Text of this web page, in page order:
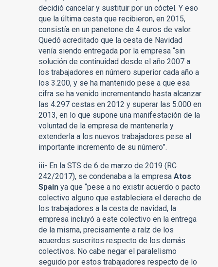
decidió cancelar y sustituir por un cóctel. Y eso
que la última cesta que recibieron, en 2015,
consistía en un panetone de 4 euros de valor.
Quedó acreditado que la cesta de Navidad
venía siendo entregada por la empresa “sin
solución de continuidad desde el año 2007 a
los trabajadores en número superior cada año a
los 3.200, y se ha mantenido pese a que esa
cifra se ha venido incrementando hasta alcanzar
las 4.297 cestas en 2012 y superar las 5.000 en
2013, en lo que supone una manifestación de la
voluntad de la empresa de mantenerla y
extenderla a los nuevos trabajadores pese al
importante incremento de su número”.
iii- En la STS de 6 de marzo de 2019 (RC
242/2017), se condenaba a la empresaAtos
Spain ya que “pese a no existir acuerdo o pacto
colectivo alguno que estableciera el derecho de
los trabajadores a la cesta de navidad, la
empresa incluyó a este colectivo en la entrega
de la misma, precisamente a raíz de los
acuerdos suscritos respecto de los demás
colectivos. No cabe negar el paralelismo
seguido por estos trabajadores respecto de lo